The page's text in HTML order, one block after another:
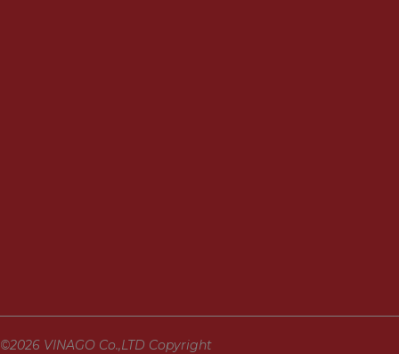
©2026 VINAGO Co.,LTD Copyright